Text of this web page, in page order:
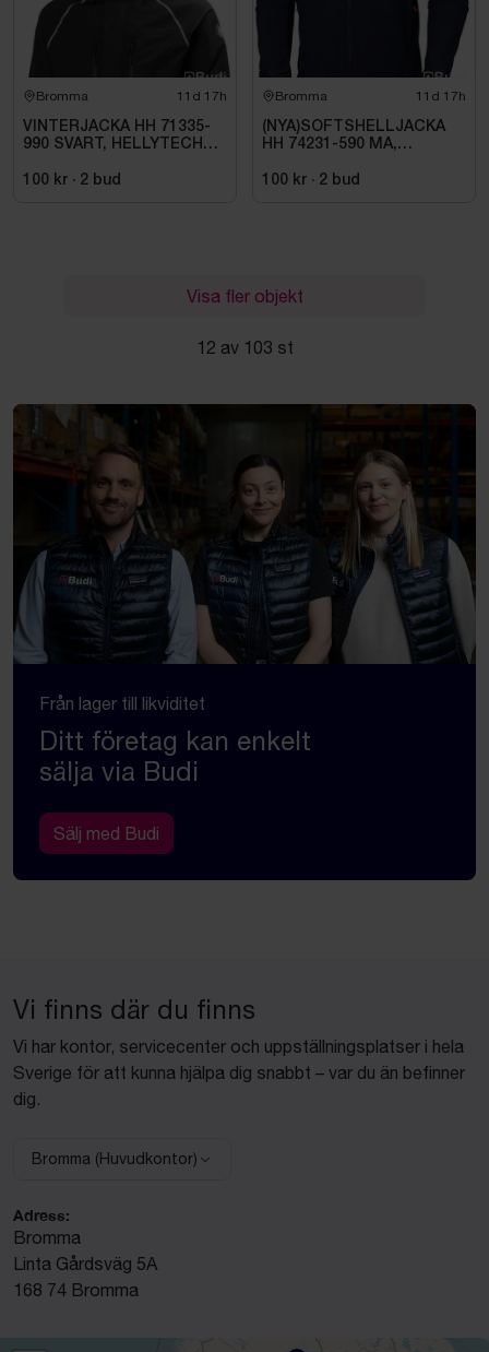
Bromma 11d 17h
VINTERJACKA HH 71335-
990 SVART, HELLYTECH
100 kr · 2 bud
Bromma 11d 17h
(NYA)SOFTSHELLJACKA
HH 74231-590 MA,
100 kr · 2 bud
Visa fler objekt
12 av 103 st
Från lager till likviditet
Ditt företag kan enkelt
sälja via Budi
Sälj med Budi
Vi finns där du finns
Vi har kontor, servicecenter och uppställningsplatser i hela
Sverige för att kunna hjälpa dig snabbt – var du än befinner
dig.
Välj anläggning:
Bromma (Huvudkontor)
Adress:
Bromma
Linta Gårdsväg 5A
168 74 Bromma